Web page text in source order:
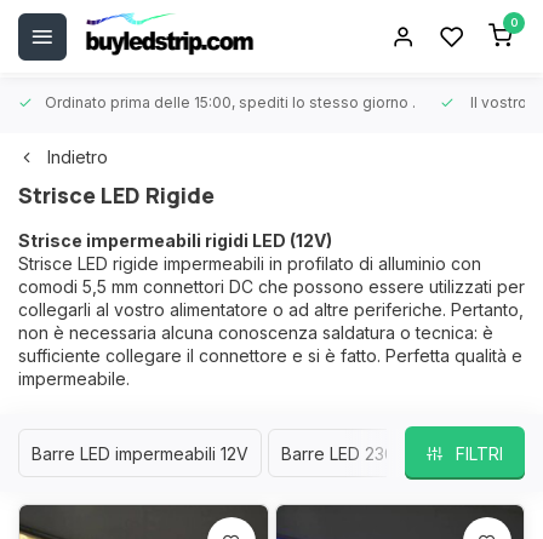
0
Ordinato prima delle 15:00, spediti lo stesso giorno . Il vostro
Indietro
Strisce LED Rigide
Strisce impermeabili rigidi LED (12V)
Strisce LED rigide impermeabili in profilato di alluminio con
comodi 5,5 mm connettori DC che possono essere utilizzati per
collegarli al vostro alimentatore o ad altre periferiche. Pertanto,
non è necessaria alcuna conoscenza saldatura o tecnica: è
sufficiente collegare il connettore e si è fatto. Perfetta qualità e
impermeabile.
Barre LED impermeabili 12V Barre LED 230V FILTRI